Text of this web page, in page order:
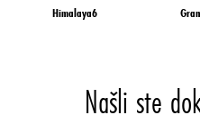
Himalaya6
Našli ste